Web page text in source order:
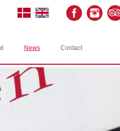
News Contact